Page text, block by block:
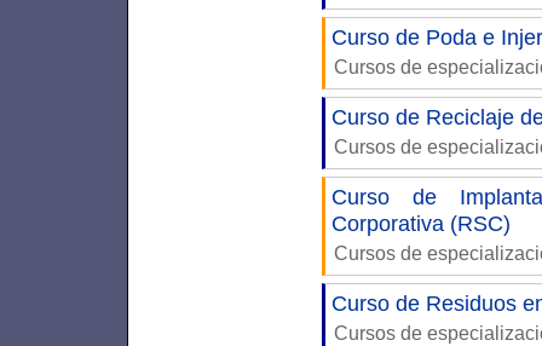
Curso de Poda e
Cursos de
Curso de Reciclaje
Cursos de
Curso de
Corporativa (RSC)
Cursos de
Curso de Residuos
Cursos de